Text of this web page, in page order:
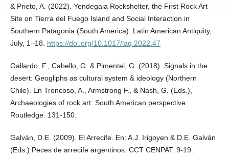
& Prieto, A. (2022). Yendegaia Rockshelter, the First Rock Art
Site on Tierra del Fuego Island and Social Interaction in
Southern Patagonia (South America). Latin American Antiquity,
July, 1–18. https://doi.org/10.1017/laq.2022.47
Gallardo, F., Cabello, G. & Pimentel, G. (2018). Signals in the
desert: Geogliphs as cultural system & ideology (Northern
Chile). En Troncoso, A., Armstrong F., & Nash, G. (Eds.),
Archaeologies of rock art: South American perspective.
Routledge. 131-150.
Galván, D.E. (2009). El Arrecife. En: A.J. Irigoyen & D.E. Galván
(Eds.) Peces de arrecife argentinos. CCT CENPAT. 9-19.